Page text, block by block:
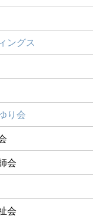
ングス
り会
会
会